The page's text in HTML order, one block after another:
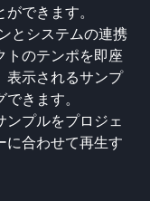
できます。
とシステムの連携
トのテンポを即座
表示されるサンプ
きます。
ンプルをプロジェ
に合わせて再生す